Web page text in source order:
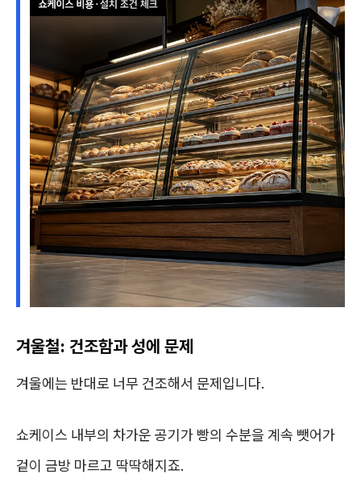
겨울철: 건조함과 성에 문제
겨울에는 반대로 너무 건조해서 문제입니다.
쇼케이스 내부의 차가운 공기가 빵의 수분을 계속 뺏어가
겉이 금방 마르고 딱딱해지죠.